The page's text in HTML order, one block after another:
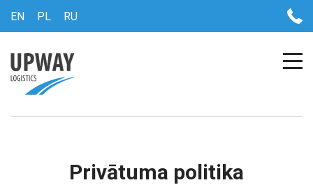
EN PL RU
Privātuma politika